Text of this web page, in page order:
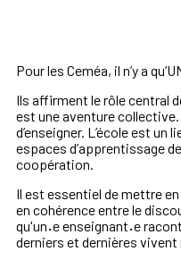
Pour les Ceméa, il n’y a
Ils affirment le rôle central
est une aventure collective.
d’enseigner. L’école est
espaces d’apprentissage
coopération.
Il est essentiel de mettre
en cohérence entre le
qu'un·e enseignant·e
derniers et dernières vivent